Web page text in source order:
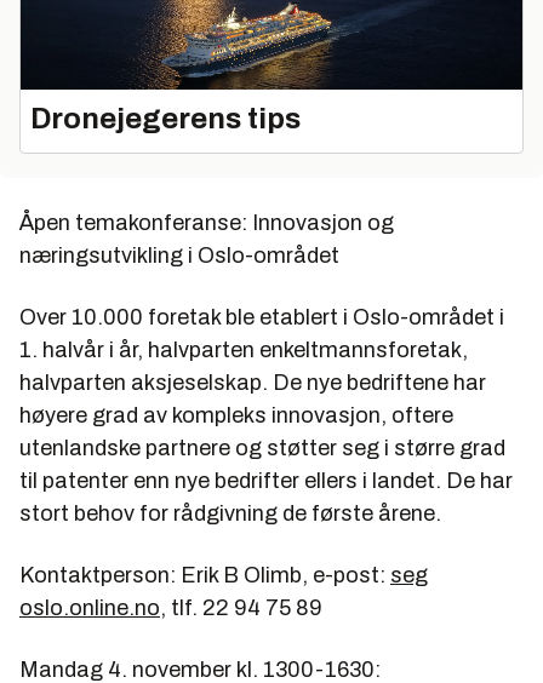
Dronejegerens tips
Åpen temakonferanse: Innovasjon og
næringsutvikling i Oslo-området
Over 10.000 foretak ble etablert i Oslo-området i
1. halvår i år, halvparten enkeltmannsforetak,
halvparten aksjeselskap. De nye bedriftene har
høyere grad av kompleks innovasjon, oftere
utenlandske partnere og støtter seg i større grad
til patenter enn nye bedrifter ellers i landet. De har
stort behov for rådgivning de første årene.
Kontaktperson: Erik B Olimb, e-post: seg
oslo.online.no, tlf. 22 94 75 89
Mandag 4. november kl. 1300-1630: